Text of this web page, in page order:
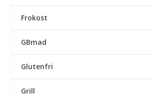
Frokost
GBmad
Glutenfri
Grill